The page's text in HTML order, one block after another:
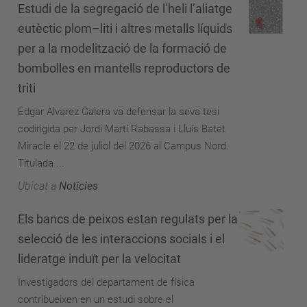
Estudi de la segregació de l’heli l’aliatge
eutèctic plom–liti i altres metalls líquids
per a la modelització de la formació de
bombolles en mantells reproductors de
triti
Edgar Alvarez Galera va defensar la seva tesi
codirigida per Jordi Martí Rabassa i Lluís Batet
Miracle el 22 de juliol del 2026 al Campus Nord.
Titulada ...
Ubicat a Notícies
Els bancs de peixos estan regulats per la
selecció de les interaccions socials i el
lideratge induït per la velocitat
Investigadors del departament de física
contribueixen en un estudi sobre el